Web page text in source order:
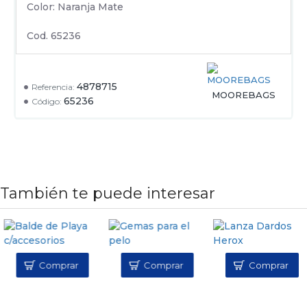
Referencia: 4878715
Código: 65236 MOOREBAGS
Color: Naranja Mate
Cod. 65236
También te puede interesar
Comprar Comprar Comprar